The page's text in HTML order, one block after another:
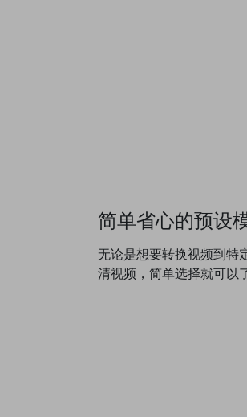
简单省心的预设
无论是想要转换视频到特
清视频，简单选择就可以